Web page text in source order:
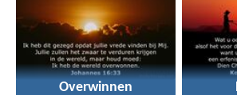
Overwinnen